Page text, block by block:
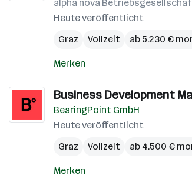
alpha nova
Heute veröffentlicht
Graz
Vollzeit ab 5.230 €
Merken
Business Development
BearingPoint GmbH
Heute veröffentlicht
Graz
Vollzeit ab 4.500 €
Merken